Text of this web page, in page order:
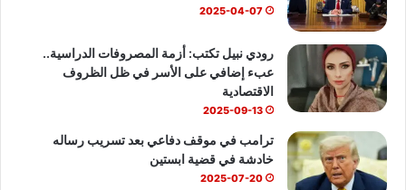
ك
u
e
ب
2025-04-07
رودي نبيل تكتب: أزمة المصروفات الدراسية..
عبء إضافي على الأسر في ظل الظروف
الاقتصادية
2025-09-13
ترامب في موقف دفاعي بعد تسريب رساله
خادشة في قضية ابستين
2025-07-20